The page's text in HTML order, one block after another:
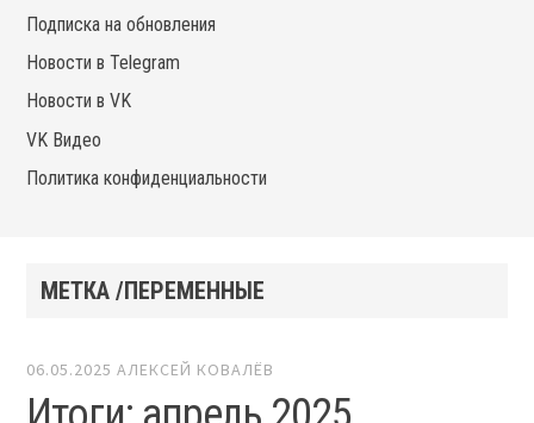
Подписка на обновления
Новости в Telegram
Новости в VK
VK Видео
Политика конфиденциальности
МЕТКА /ПЕРЕМЕННЫЕ
06.05.2025 АЛЕКСЕЙ КОВАЛЁВ